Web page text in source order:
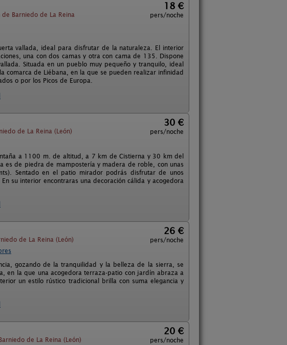
de Barniedo de La Reina
18 €
pers/noche
vallada, ideal para disfrutar de la naturaleza. El interior
una con dos camas y otra con cama de 135. Dispone
Situada en un pueblo muy pequeño y tranquilo, ideal
comarca de Liébana, en la que se pueden realizar infinidad
o por los Picos de Europa.
de La Reina (León)
30 €
pers/noche
a 1100 m. de altitud, a 7 km de Cistierna y 30 km del
es de piedra de mampostería y madera de roble, con unas
Sentado en el patio mirador podrás disfrutar de unos
su interior encontraras una decoración cálida y acogedora
de La Reina (León)
26 €
pers/noche
gozando de la tranquilidad y la belleza de la sierra, se
en la que una acogedora terraza-patio con jardín abraza a
un estilo rústico tradicional brilla con suma elegancia y
de La Reina (León)
20 €
pers/noche